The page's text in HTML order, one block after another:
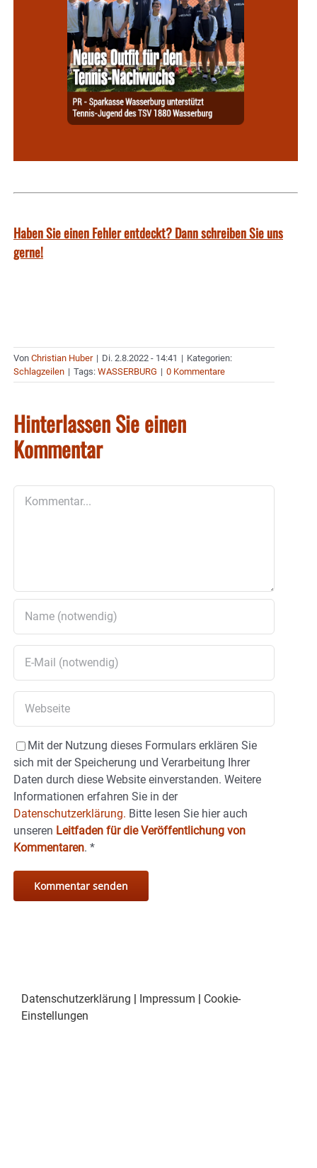
Haben Sie einen Fehler entdeckt? Dann schreiben Sie uns
gerne!
Von Christian Huber | Di. 2.8.2022 - 14:41 | Kategorien:
Schlagzeilen | Tags: WASSERBURG | 0 Kommentare
Hinterlassen Sie einen
Kommentar
Mit der Nutzung dieses Formulars erklären Sie
sich mit der Speicherung und Verarbeitung Ihrer
Daten durch diese Website einverstanden. Weitere
Informationen erfahren Sie in der
Datenschutzerklärung. Bitte lesen Sie hier auch
unseren Leitfaden für die Veröffentlichung von
Kommentaren. *
Datenschutzerklärung | Impressum | Cookie-
Einstellungen